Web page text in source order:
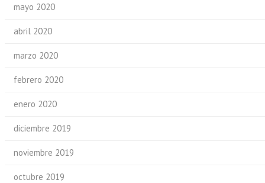
mayo 2020
abril 2020
marzo 2020
febrero 2020
enero 2020
diciembre 2019
noviembre 2019
octubre 2019